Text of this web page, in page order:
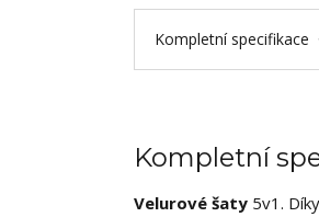
Kompletní specifikace
Kompletní
Velurové šaty 5v1.